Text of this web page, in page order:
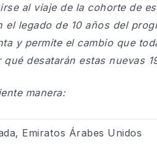
al viaje de la cohorte de
el legado de 10 años del
y permite el cambio que
desatarán estas nuevas
manera:
Emiratos Árabes Unidos